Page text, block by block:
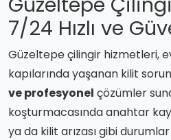
7/24 Hızlı ve
Güzeltepe çilingir hizmetleri,
kapılarında yaşanan kilit
ve profesyonel çözümler
koşturmacasında anahtar
ya da kilit arızası gibi